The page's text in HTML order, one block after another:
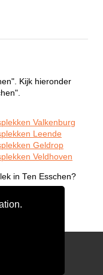
Kijk hieronder
Valkenburg
Leende
Geldrop
Veldhoven
in Ten Esschen?